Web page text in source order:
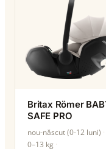
Britax Römer
SAFE PRO
nou-născut (0-12 luni)
0–13 kg